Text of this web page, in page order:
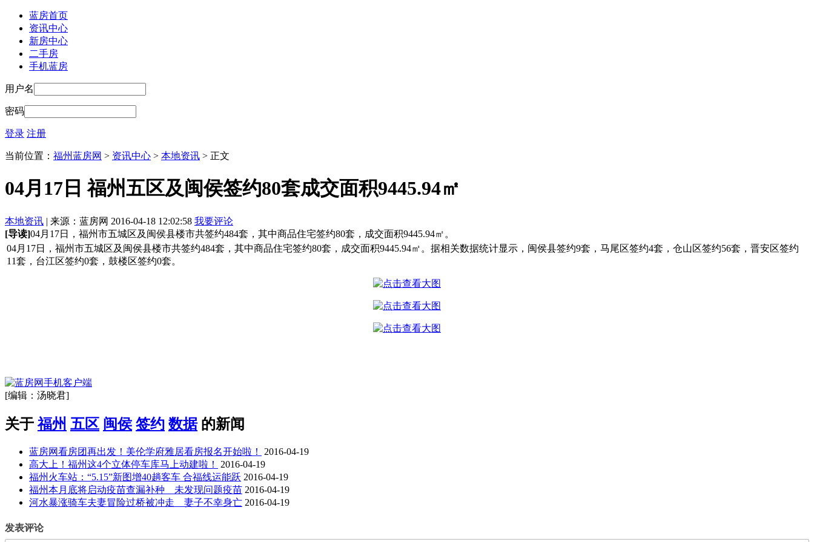
蓝房首页
资讯中心
新房中心
二手房
手机蓝房
用户名
密码
登录 注册
当前位置： 福州蓝房网 > 资讯中心 > 本地资讯 > 正文
04月17日 福州五区及闽侯签约80套成交面积9445.94㎡
本地资讯 | 来源：蓝房网 2016-04-18 12:02:58 我要评论
[导读]04月17日，福州市五城区及闽侯县楼市共签约484套，其中商品住宅签约80套，成交面积9445.94㎡。
04月17日，福州市五城区及闽侯县楼市共签约484套，其中商品住宅签约80套，成交面积9445.94㎡。据相关数据统计显示，闽侯县签约9套，马尾区签约4套，仓山区签约56套，晋安区签约
11套，台江区签约0套，鼓楼区签约0套。
[编辑：汤晓君]
关于 福州 五区 闽侯 签约 数据 的新闻
蓝房网看房团再出发！美伦学府雅居看房报名开始啦！
2016-04-19
高大上！福州这4个立体停车库马上动建啦！
2016-04-19
福州火车站：“5.15”新图增40趟客车 合福线运能跃 2016-04-19
福州本月底将启动疫苗查漏补种 未发现问题疫苗 2016-04-19
河水暴涨骑车夫妻冒险过桥被冲走 妻子不幸身亡 2016-04-19
发表评论